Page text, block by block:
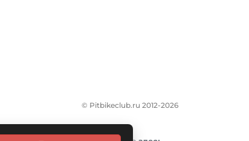
© Pitbikeclub.ru 2012-2026